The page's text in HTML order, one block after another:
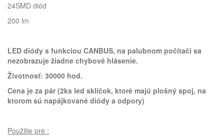
24SMD diód
200 lm
LED diódy s funkciou CANBUS, na palubnom počítači sa
nezobrazuje žiadne chybové hlásenie.
Životnosť: 30000 hod.
Cena je za pár (2ks led sklíčok, ktoré majú plošný spoj, na
ktorom sú napájkované diódy a odpory)
Použitie pre :